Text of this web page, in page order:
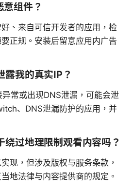
组件？
、来自可信开发者的应用，检
正规。安装后留意应用内广告
露我的真实IP？
常或出现DNS泄漏，可能会泄
、DNS泄漏防护的应用，并
绕过地理限制观看内容吗？
现，但涉及版权与服务条款，
地法律与内容提供商的规定。